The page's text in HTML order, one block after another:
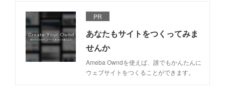
PR
あなたもサイトをつくってみま
せんか
Ameba Owndを使えば、誰でもかんたんに
ウェブサイトをつくることができます。